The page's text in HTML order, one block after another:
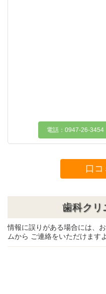
電話：0947-26-3454
口コ
歯科クリ
情報に誤りがある場合には、
ムから ご連絡をいただけます